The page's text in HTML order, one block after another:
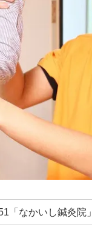
「なかいし鍼灸院」